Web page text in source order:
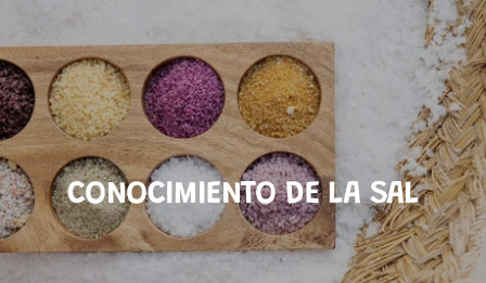
CONOCIMIENTO DE LA SAL